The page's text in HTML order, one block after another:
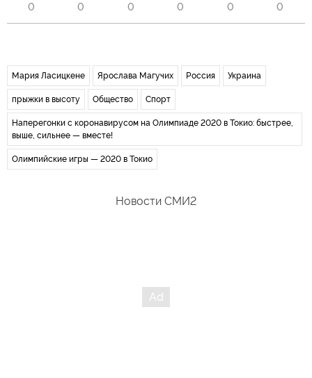
0 0 0 0 0 0
Мария Ласицкене Ярослава Магучих Россия Украина
прыжки в высоту Общество Спорт
Наперегонки с коронавирусом на Олимпиаде 2020 в Токио: быстрее,
выше, сильнее — вместе!
Олимпийские игры — 2020 в Токио
Новости СМИ2